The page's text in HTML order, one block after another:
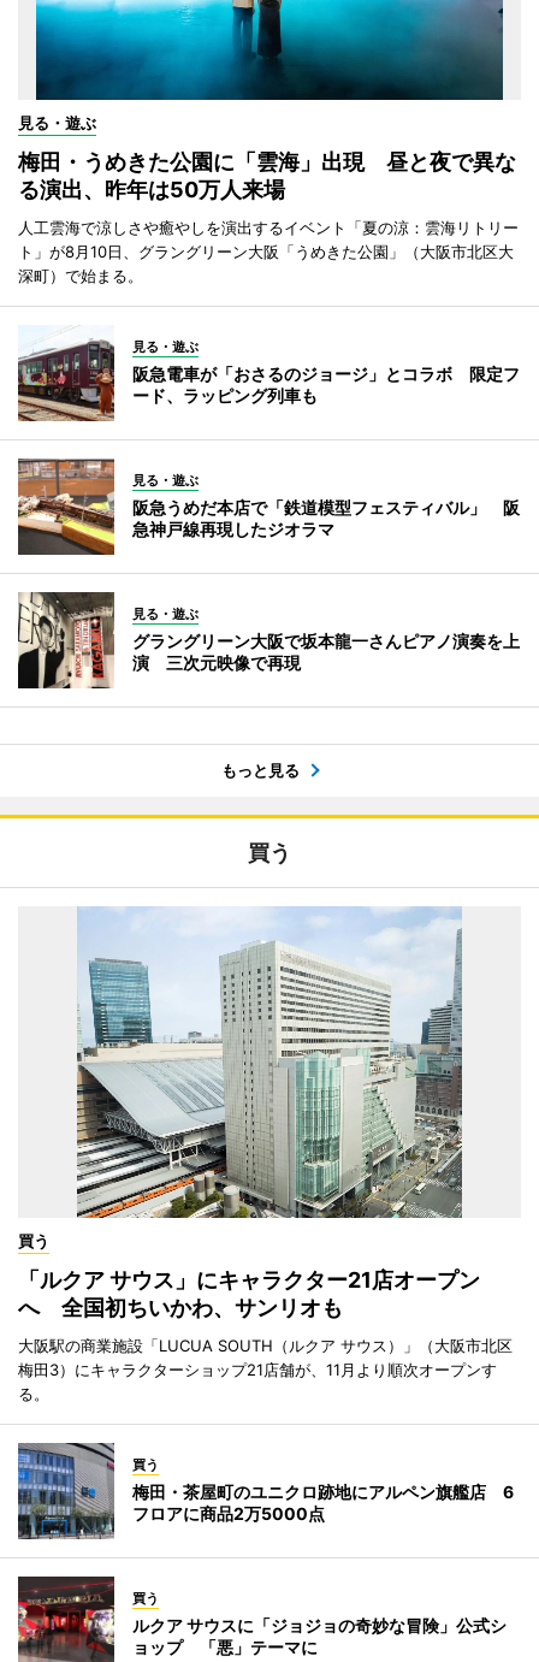
見る・遊ぶ
梅田・うめきた公園に「雲海」出現 昼と夜で異な
る演出、昨年は50万人来場
人工雲海で涼しさや癒やしを演出するイベント「夏の涼：雲海リトリー
ト」が8月10日、グラングリーン大阪「うめきた公園」（大阪市北区大
深町）で始まる。
見る・遊ぶ
阪急電車が「おさるのジョージ」とコラボ 限定フ
ード、ラッピング列車も
見る・遊ぶ
阪急うめだ本店で「鉄道模型フェスティバル」 阪
急神戸線再現したジオラマ
見る・遊ぶ
グラングリーン大阪で坂本龍一さんピアノ演奏を上
演 三次元映像で再現
もっと見る
買う
買う
「ルクア サウス」にキャラクター21店オープン
へ 全国初ちいかわ、サンリオも
大阪駅の商業施設「LUCUA SOUTH（ルクア サウス）」（大阪市北区
梅田3）にキャラクターショップ21店舗が、11月より順次オープンす
る。
買う
梅田・茶屋町のユニクロ跡地にアルペン旗艦店 6
フロアに商品2万5000点
買う
ルクア サウスに「ジョジョの奇妙な冒険」公式シ
ョップ 「悪」テーマに